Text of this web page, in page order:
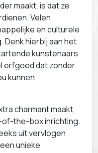
maakt, is dat ze
Velen
en culturele
Denk hierbij aan het
kunstenaars
erfgoed dat zonder
kunnen
charmant maakt,
the-box inrichting.
uit vervlogen
unieke